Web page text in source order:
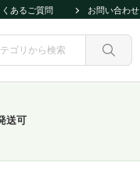
くあるご質問 お問い合わせ
送可